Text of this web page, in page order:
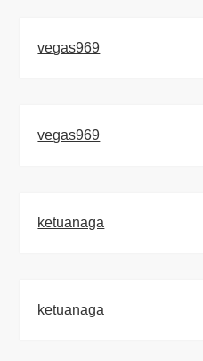
vegas969
vegas969
ketuanaga
ketuanaga